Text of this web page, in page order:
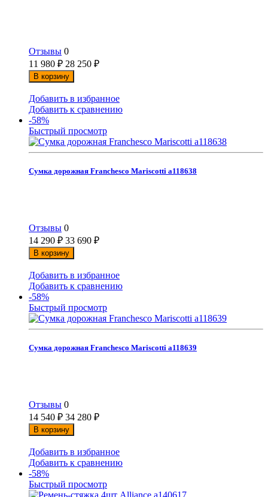
Отзывы 0
11 980 ₽ 28 250 ₽
В корзину
Добавить в избранное
Добавить к сравнению
-58%
Быстрый просмотр
Сумка дорожная Franchesco Mariscotti а118638
Отзывы 0
14 290 ₽ 33 690 ₽
В корзину
Добавить в избранное
Добавить к сравнению
-58%
Быстрый просмотр
Сумка дорожная Franchesco Mariscotti а118639
Отзывы 0
14 540 ₽ 34 280 ₽
В корзину
Добавить в избранное
Добавить к сравнению
-58%
Быстрый просмотр